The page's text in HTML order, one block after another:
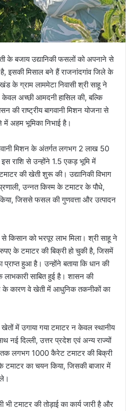
के बजाय उद्यानिकी फसलों को अपनाने से
इसकी मिसाल बने हैं राजनांदगांव जिले के
के ग्राम लाममेटा निवासी श्री साहू ने
अच्छी आमदनी हासिल की, बल्कि
राष्ट्रीय बागवानी मिशन योजना से
अहम भूमिका निभाई है।
मिशन के अंतर्गत लगभग 2 लाख 50
राशि से उन्होंने 1.5 एकड़ भूमि में
की खेती शुरू की। उद्यानिकी विभाग
उन्नत किस्म के टमाटर के पौधे,
जिससे फसल की गुणवत्ता और उत्पादन
से किसान को भरपूर लाभ मिला। श्री साहू ने
के टमाटर की बिक्री हो चुकी है, जिसमें
हुआ है। उन्होंने बताया कि धान की
साबित हुई है। शासन की
के कारण वे खेती में आधुनिक तकनीकों का
में उगाया गया टमाटर न केवल स्थानीय
नई दिल्ली, उत्तर प्रदेश एवं अन्य राज्यों
लगभग 1000 कैरेट टमाटर की बिक्री
टमाटर का चयन किया, जिसकी बाजार में
टमाटर की तोड़ाई का कार्य जारी है और